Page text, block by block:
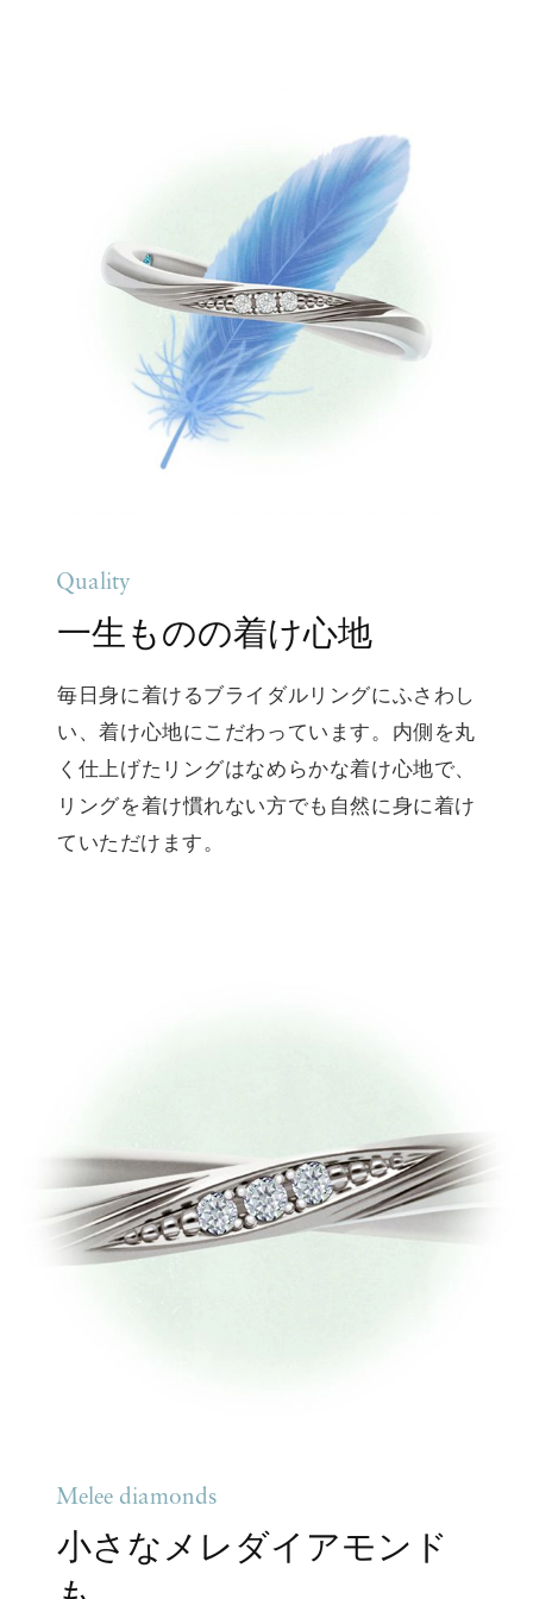
Quality
一生ものの着け心地
毎日身に着けるブライダルリングにふさわし
い、着け心地にこだわっています。内側を丸
く仕上げたリングはなめらかな着け心地で、
リングを着け慣れない方でも自然に身に着け
ていただけます。
Melee diamonds
小さなメレダイアモンド